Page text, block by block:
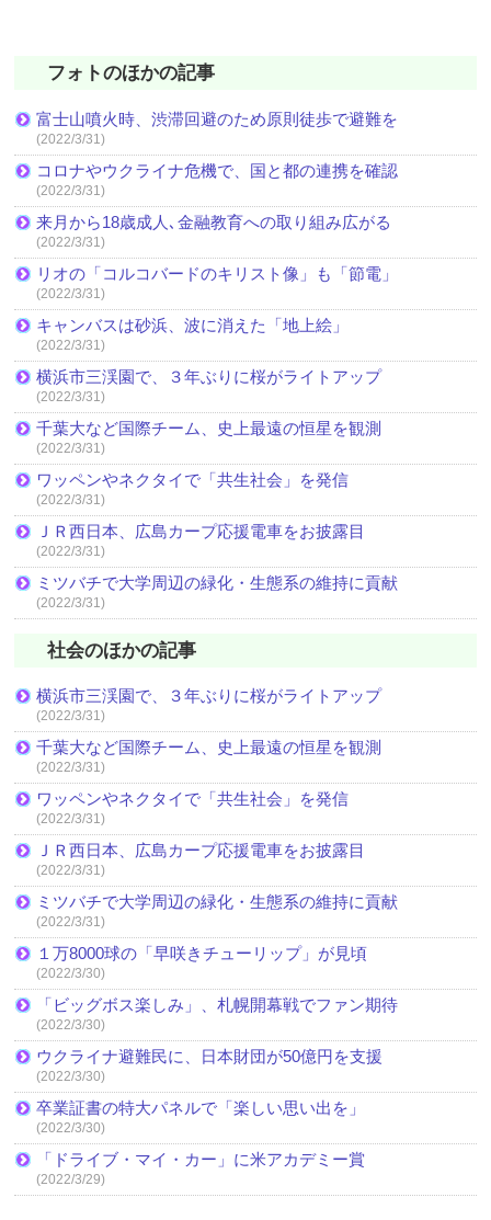
フォトのほかの記事
富士山噴火時、渋滞回避のため原則徒歩で避難を
(2022/3/31)
コロナやウクライナ危機で、国と都の連携を確認
(2022/3/31)
来月から18歳成人､金融教育への取り組み広がる
(2022/3/31)
リオの「コルコバードのキリスト像」も「節電」
(2022/3/31)
キャンバスは砂浜、波に消えた「地上絵」
(2022/3/31)
横浜市三渓園で、３年ぶりに桜がライトアップ
(2022/3/31)
千葉大など国際チーム、史上最遠の恒星を観測
(2022/3/31)
ワッペンやネクタイで「共生社会」を発信
(2022/3/31)
ＪＲ西日本、広島カープ応援電車をお披露目
(2022/3/31)
ミツバチで大学周辺の緑化・生態系の維持に貢献
(2022/3/31)
社会のほかの記事
横浜市三渓園で、３年ぶりに桜がライトアップ
(2022/3/31)
千葉大など国際チーム、史上最遠の恒星を観測
(2022/3/31)
ワッペンやネクタイで「共生社会」を発信
(2022/3/31)
ＪＲ西日本、広島カープ応援電車をお披露目
(2022/3/31)
ミツバチで大学周辺の緑化・生態系の維持に貢献
(2022/3/31)
１万8000球の「早咲きチューリップ」が見頃
(2022/3/30)
「ビッグボス楽しみ」、札幌開幕戦でファン期待
(2022/3/30)
ウクライナ避難民に、日本財団が50億円を支援
(2022/3/30)
卒業証書の特大パネルで「楽しい思い出を」
(2022/3/30)
「ドライブ・マイ・カー」に米アカデミー賞
(2022/3/29)